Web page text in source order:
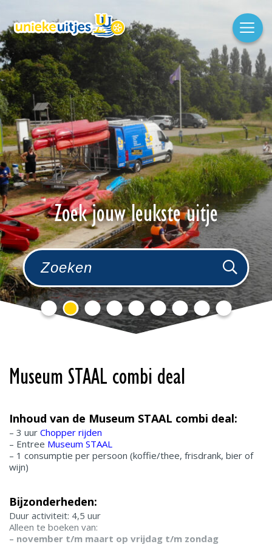
Zoek jouw leukste uitje
Museum STAAL combi deal
Inhoud van de Museum STAAL combi deal:
– 3 uur Chopper rijden
– Entree Museum STAAL
– 1 consumptie per persoon (koffie/thee, frisdrank, bier of
wijn)
Bijzonderheden:
Duur activiteit: 4,5 uur
Alleen te boeken van:
– november t/m maart op vrijdag t/m zondag